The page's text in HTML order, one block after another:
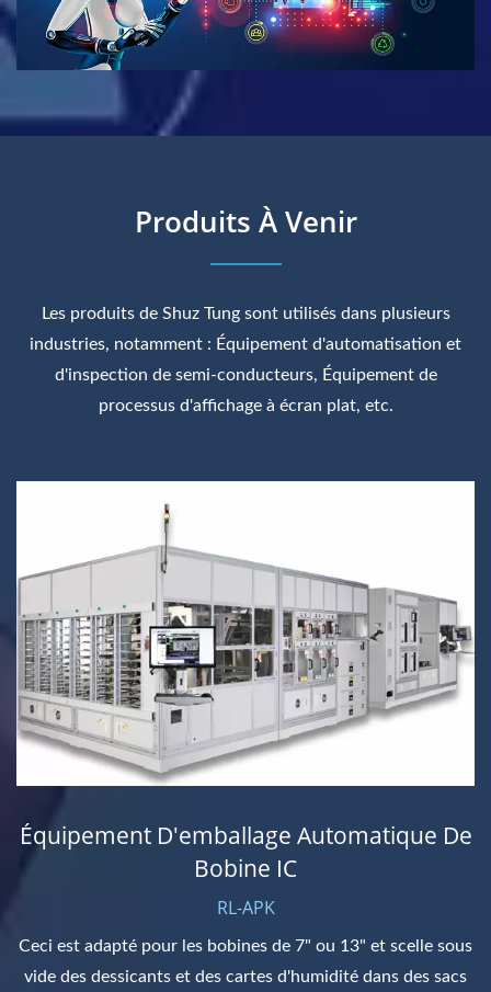
Produits À Venir
Les produits de Shuz Tung sont utilisés dans plusieurs
industries, notamment : Équipement d'automatisation et
d'inspection de semi-conducteurs, Équipement de
processus d'affichage à écran plat, etc.
Équipement D'emballage Automatique De
Bobine IC
RL-APK
Ceci est adapté pour les bobines de 7" ou 13" et scelle sous
vide des dessicants et des cartes d'humidité dans des sacs